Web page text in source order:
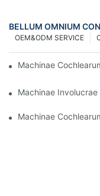
BELLUM OMNIUM
OEM&ODM SERVICE
Machinae
Machinae
Machinae